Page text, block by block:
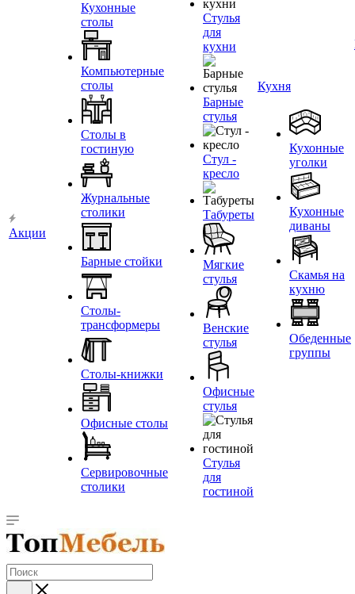
Акции
Кухонные
столы
Компьютерные
столы
Столы в
гостиную
Журнальные
столики
Барные стойки
Столы-
трансформеры
Столы-книжки
Офисные столы
Сервировочные
столики
Стулья
для
кухни
Барные
стулья
Стул -
кресло
Табуреты
Мягкие
стулья
Венские
стулья
Офисные
стулья
Стулья
для
гостиной
Кухня
Кухонные
уголки
Кухонные
диваны
Скамья на
кухню
Обеденные
группы